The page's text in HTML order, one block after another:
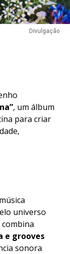
Divulgação
, um álbum
para criar
universo
e grooves
sonora